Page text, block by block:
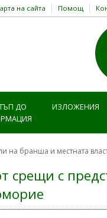
на сайта Помощ
ДО
ИЗЛОЖЕНИЯ
на бранша и местната
срещи с